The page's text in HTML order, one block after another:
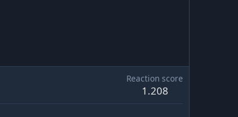
Reaction score
1.208